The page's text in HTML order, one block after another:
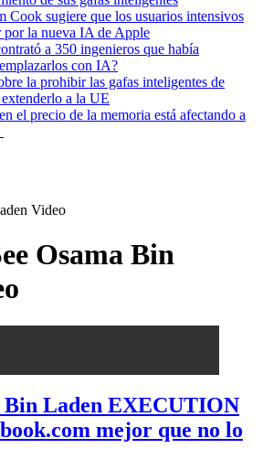
Cook sugiere que los usuarios intensivos
por la nueva IA de Apple
a 350 ingenieros que había
con IA?
la prohibir las gafas inteligentes de
a la UE
el precio de la memoria está afectando a
Video
Osama Bin
Bin Laden EXECUTION
mejor que no lo